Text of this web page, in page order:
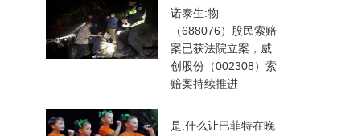
诺泰生:物—
（688076）股民索赔
案已获法院立案，威
创股份（002308）索
赔案持续推进
是.什么让巴菲特在晚